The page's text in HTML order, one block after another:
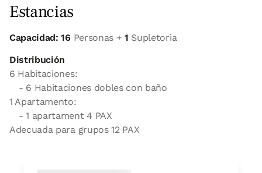
Estancias
Capacidad: 16 Personas +1 Supletoria
Distribución
6 Habitaciones:
- 6 Habitaciones dobles con baño
1 Apartamento:
- 1 apartament 4 PAX
Adecuada para grupos 12 PAX